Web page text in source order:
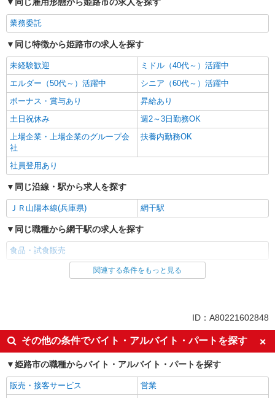
業務委託
同じ特徴から姫路市の求人を探す
未経験歓迎
ミドル（40代～）活躍中
エルダー（50代～）活躍中
シニア（60代～）活躍中
ボーナス・賞与あり
昇給あり
土日祝休み
週2～3日勤務OK
上場企業・上場企業のグループ会
社
扶養内勤務OK
社員登用あり
同じ沿線・駅から求人を探す
ＪＲ山陽本線(兵庫県) 網干駅
同じ職種から網干駅の求人を探す
食品・試食販売
同じ雇用形態から網干駅の求人を探す
未経験歓迎
ミドル（40代～）活躍中
エルダー（50代～）活躍中
シニア（60代～）活躍中
ボーナス・賞与あり
昇給あり
土日祝休み
週2～3日勤務OK
関連する条件をもっと見る
ID：A80221602848
その他の条件でバイト・アルバイト・パートを探す
姫路市の職種からバイト・アルバイト・パートを探す
販売・接客サービス
営業